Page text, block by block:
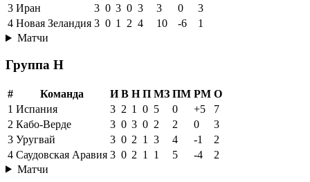
3 Иран 3 0 3 0 3 3 0
3
4 Новая Зеландия 3 0 1 2 4 10 -6
1
Матчи
Группа H
# Команда И В Н П МЗ ПМ РМ О
1 Испания 3 2 1 0 5 0 +5
7
2 Кабо-Верде 3 0 3 0 2 2 0
3
3 Уругвай 3 0 2 1 3 4 -1
2
4 Саудовская Аравия 3 0 2 1 1 5 -4
2
Матчи